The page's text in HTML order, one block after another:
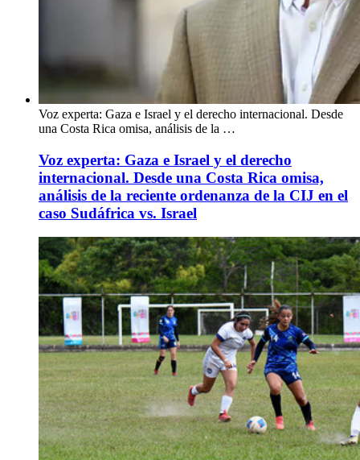
Voz experta: Gaza e Israel y el derecho internacional. Desde
una Costa Rica omisa, análisis de la …
Voz experta: Gaza e Israel y el derecho
internacional. Desde una Costa Rica omisa,
análisis de la reciente ordenanza de la CIJ en el
caso Sudáfrica vs. Israel